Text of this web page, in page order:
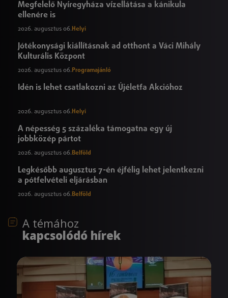
Megfelelő Nyíregyháza vízellátása a kánikula
ellenére is
2026. augusztus 06. Helyi
Jótékonysági kiállításnak ad otthont a Váci Mihály
Kulturális Központ
2026. augusztus 06. Programajánló
Idén is lehet csatlakozni az Újéletfa Akcióhoz
2026. augusztus 06. Helyi
A népesség 5 százaléka támogatna egy új
jobbközép pártot
2026. augusztus 06.Belföld
Legkésőbb augusztus 7-én éjfélig lehet jelentkezni
a pótfelvételi eljárásban
2026. augusztus 06.Belföld
A témához
kapcsolódó hírek